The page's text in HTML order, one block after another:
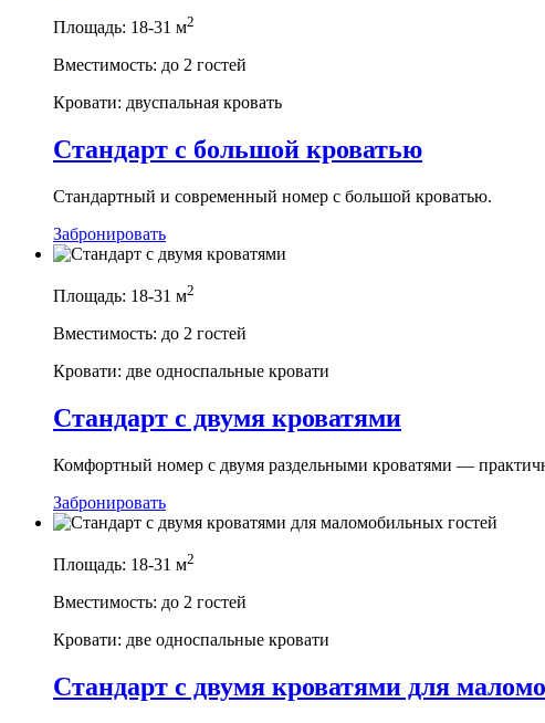
Площадь: 18-31 м2
Вместимость: до 2 гостей
Кровати: двуспальная кровать
Стандарт с большой кроватью
Стандартный и современный номер с большой кроватью.
Забронировать
Площадь: 18-31 м2
Вместимость: до 2 гостей
Кровати: две односпальные кровати
Cтандарт c двумя кроватями
Комфортный номер с двумя раздельными кроватями —
Забронировать
Площадь: 18-31 м2
Вместимость: до 2 гостей
Кровати: две односпальные кровати
Стандарт с двумя кроватями для